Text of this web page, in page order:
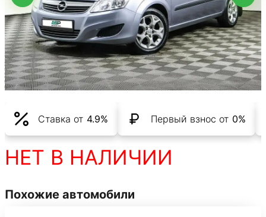
Ставка от 4.9% Первый взнос от 0%
НЕТ В НАЛИЧИИ
Похожие автомобили